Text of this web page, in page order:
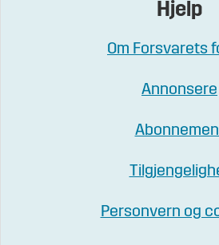
Hjelp
Om Forsvarets
Annonsere
Personvern og